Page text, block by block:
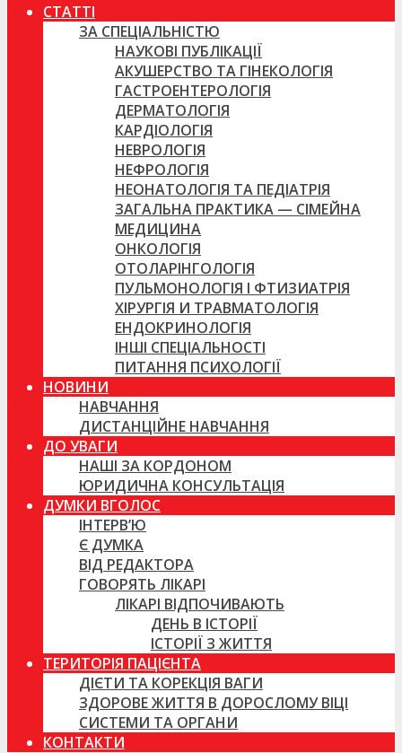
СТАТТІ
ЗА СПЕЦІАЛЬНІСТЮ
НАУКОВІ ПУБЛІКАЦІЇ
АКУШЕРСТВО ТА ГІНЕКОЛОГІЯ
ГАСТРОЕНТЕРОЛОГІЯ
ДЕРМАТОЛОГІЯ
КАРДІОЛОГІЯ
НЕВРОЛОГІЯ
НЕФРОЛОГІЯ
НЕОНАТОЛОГІЯ ТА ПЕДІАТРІЯ
ЗАГАЛЬНА ПРАКТИКА — СІМЕЙНА
МЕДИЦИНА
ОНКОЛОГІЯ
ОТОЛАРІНГОЛОГІЯ
ПУЛЬМОНОЛОГІЯ І ФТИЗИАТРІЯ
ХІРУРГІЯ И ТРАВМАТОЛОГІЯ
ЕНДОКРИНОЛОГІЯ
ІНШІ СПЕЦІАЛЬНОСТІ
ПИТАННЯ ПСИХОЛОГІЇ
НОВИНИ
НАВЧАННЯ
ДИСТАНЦІЙНЕ НАВЧАННЯ
ДО УВАГИ
НАШІ ЗА КОРДОНОМ
ЮРИДИЧНА КОНСУЛЬТАЦІЯ
ДУМКИ ВГОЛОС
ІНТЕРВ’Ю
Є ДУМКА
ВІД РЕДАКТОРА
ГОВОРЯТЬ ЛІКАРІ
ЛІКАРІ ВІДПОЧИВАЮТЬ
ДЕНЬ В ІСТОРІЇ
ІСТОРІЇ З ЖИТТЯ
ТЕРИТОРІЯ ПАЦІЄНТА
ДІЄТИ ТА КОРЕКЦІЯ ВАГИ
ЗДОРОВЕ ЖИТТЯ В ДОРОСЛОМУ ВІЦІ
СИСТЕМИ ТА ОРГАНИ
КОНТАКТИ